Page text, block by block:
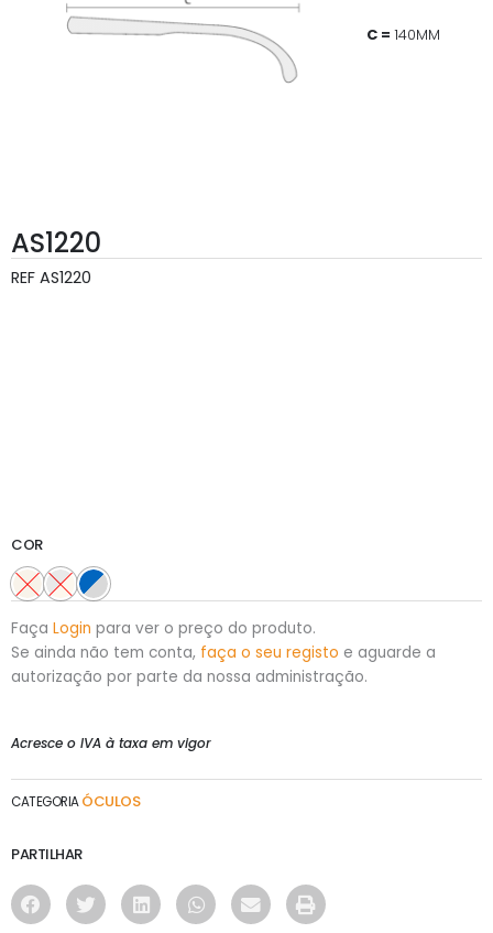
C = 140MM
AS1220
REF AS1220
COR
Faça Login para ver o preço do produto.
Se ainda não tem conta, faça o seu registo e aguarde a
autorização por parte da nossa administração.
Acresce o IVA à taxa em vigor
CATEGORIA ÓCULOS
PARTILHAR